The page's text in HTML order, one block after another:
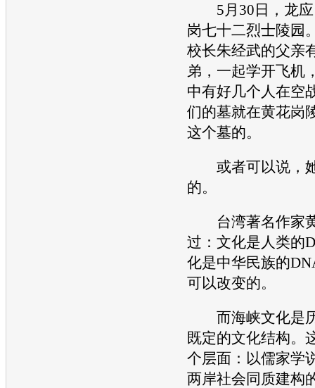
5月30日，龙应
岗七十二烈士陵园
校长朱经武的父亲
弟，一起学开飞机
中有好几个人在空
们的墓就在黄花岗
这个墓的。
或者可以说，
的。
台湾著名作家
过：文化是人类的
化是中华民族的
可以改变的。
而海峡文化是
既定的文化结构。
个层面：以儒家学
两岸社会同质建构